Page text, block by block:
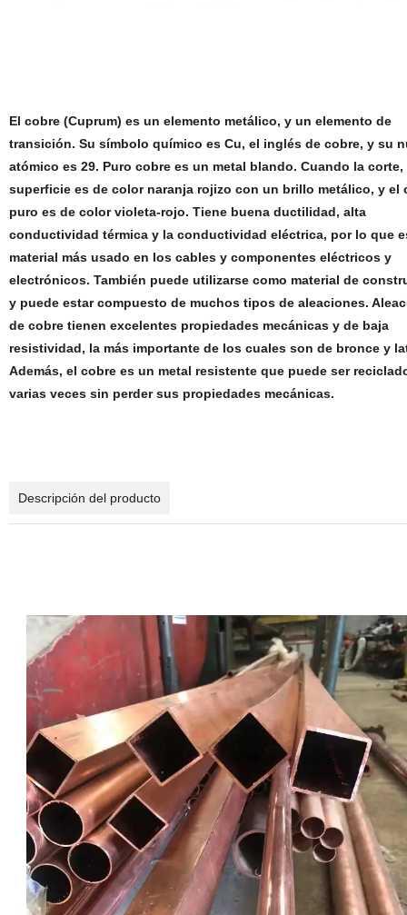
El cobre (Cuprum) es un elemento metálico, y un elemento de
transición. Su símbolo químico es Cu, el inglés de cobre, y su
atómico es 29. Puro cobre es un metal blando. Cuando la corte,
superficie es de color naranja rojizo con un brillo metálico, y el
puro es de color violeta-rojo. Tiene buena ductilidad, alta
conductividad térmica y la conductividad eléctrica, por lo que
material más usado en los cables y componentes eléctricos y
electrónicos. También puede utilizarse como material de
y puede estar compuesto de muchos tipos de aleaciones.
de cobre tienen excelentes propiedades mecánicas y de baja
resistividad, la más importante de los cuales son de bronce y
Además, el cobre es un metal resistente que puede ser
varias veces sin perder sus propiedades mecánicas.
Descripción del producto